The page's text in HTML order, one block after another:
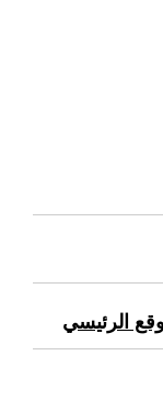
الرئيسي